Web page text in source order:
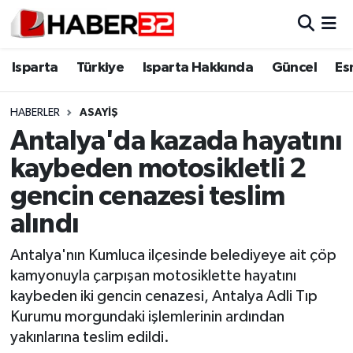
Isparta Türkiye Isparta Hakkında Güncel
HABERLER ASAYİŞ
Antalya'da kazada hayatını
kaybeden motosikletli 2
gencin cenazesi teslim
alındı
Antalya'nın Kumluca ilçesinde belediyeye ait çöp
kamyonuyla çarpışan motosiklette hayatını
kaybeden iki gencin cenazesi, Antalya Adli Tıp
Kurumu morgundaki işlemlerinin ardından
yakınlarına teslim edildi.
Isparta
Esnaf Diyor ki;
ASAYİŞ
BİLİM VE TEKNOLOJİ
EĞİTİM
GENEL
Güncel
Isparta Nöbetçi Eczaneler
Isparta Trafik Yoğunluk Haritası
Süper Lig Puan Durumu ve Fikstür
Tüm Manşetler
Son Dakika Haberleri
Haber Arşivi